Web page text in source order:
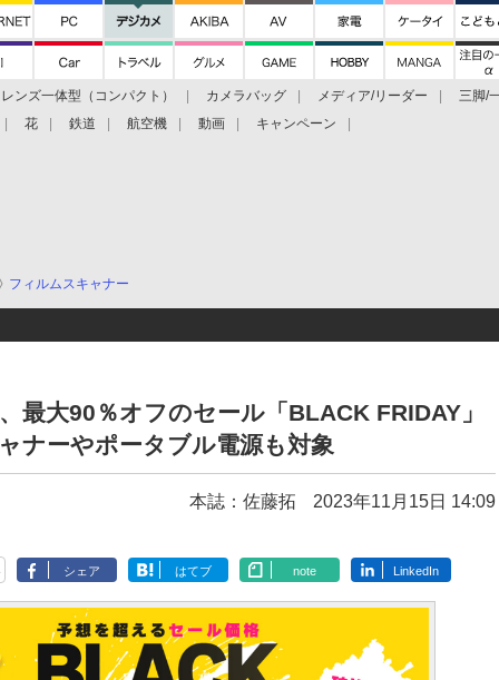
レンズ一体型（コンパクト） カメラバッグ メディア/リーダー 三脚/
花 鉄道 航空機 動画 キャンペーン
フィルムスキャナー
最大90％オフのセール「BLACK FRIDAY」
ナーやポータブル電源も対象
本誌：佐藤拓 2023年11月15日 14:09
シェア はてブ note LinkedIn